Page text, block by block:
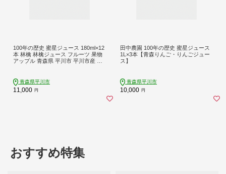
100年の歴史 蜜星ジュース 180ml×12
本 林檎 林檎ジュース フルーツ 果物
アップル 青森県 平川市 平川市産 お
飲料 田中農園
青森県平川市
11,000 円
田中農園 100年の歴史 蜜星ジュース
1L×3本【青森りんご・りんごジュー
ス】
青森県平川市
10,000 円
おすすめ特集